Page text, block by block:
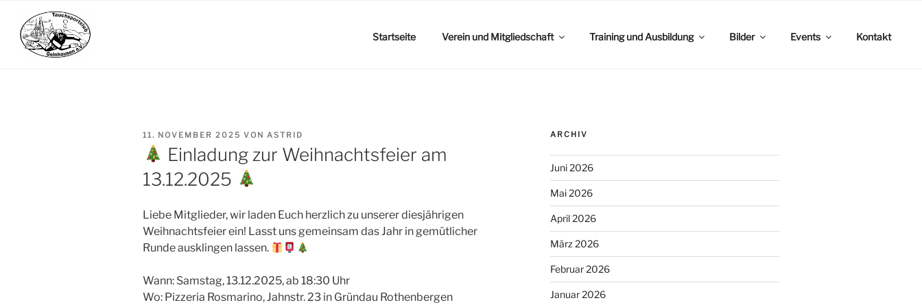
Inhalt
springen
Startseite Verein und Mitgliedschaft Training und Ausbildung Bilder Events Kontakt
VERÖFFENTLICHT
AM
11. NOVEMBER 2025 VON ASTRID
Einladung zur Weihnachtsfeier am
13.12.2025
Liebe Mitglieder, wir laden Euch herzlich zu unserer diesjährigen
Weihnachtsfeier ein! Lasst uns gemeinsam das Jahr in gemütlicher
Runde ausklingen lassen.
Wann: Samstag, 13.12.2025, ab 18:30 Uhr
Wo: Pizzeria Rosmarino, Jahnstr. 23 in Gründau Rothenbergen
ARCHIV
Juni 2026
Mai 2026
April 2026
März 2026
Februar 2026
Januar 2026